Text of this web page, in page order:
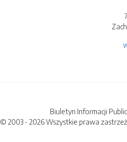
Biuletyn Informacji
© 2003 - 2026 Wszystkie prawa